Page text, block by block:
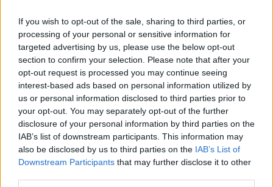
If you wish to opt-out of the sale, sharing to third parties, or
processing of your personal or sensitive information for
targeted advertising by us, please use the below opt-out
section to confirm your selection. Please note that after your
opt-out request is processed you may continue seeing
interest-based ads based on personal information utilized by
us or personal information disclosed to third parties prior to
your opt-out. You may separately opt-out of the further
disclosure of your personal information by third parties on the
IAB’s list of downstream participants. This information may
also be disclosed by us to third parties on the IAB’s List of
Downstream Participants that may further disclose it to other
Žiūrimiausi įrašai
00:00:30
Vaizdai iš tragiškos avarijos Vilniaus r.: dviejų moterų ir
vaiko gyvybių išgelbėti nepavyko
Žinios | Lietuvos diena
00:00:57
Savaitės vidurys nusimato karštas: temperatūra kils iki
32 laipsnių šilumos